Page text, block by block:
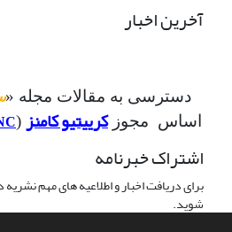
آخرین اخبار
دسترسی به مقالات مجله «
اساس مجوزکرییتیو کامنز (
اشتراک خبرنامه
برای دریافت اخبار و اطلاعیه های مهم
شوید.